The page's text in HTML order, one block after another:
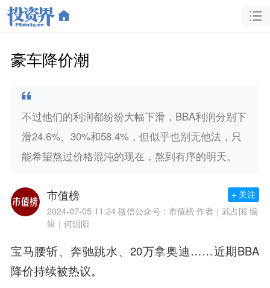
豪车降价潮
不过他们的利润都纷纷大幅下滑，BBA利润分别下
滑24.6%、30%和58.4%，但似乎也别无他法，只
能希望熬过价格混沌的现在，熬到有序的明天。
市值榜
2024-07-05 11:24 微信公众号：市值榜 作者｜武占国 编
辑｜何玥阳
+ 关注
宝马腰斩、奔驰跳水、20万拿奥迪……近期BBA
降价持续被热议。